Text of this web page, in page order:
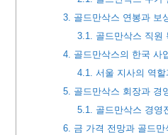
3. 골드만삭스 연봉과 보
3.1. 골드만삭스 직원
4. 골드만삭스의 한국 사
4.1. 서울 지사의 역
5. 골드만삭스 회장과 경
5.1. 골드만삭스 경영
6. 금 가격 전망과 골드만